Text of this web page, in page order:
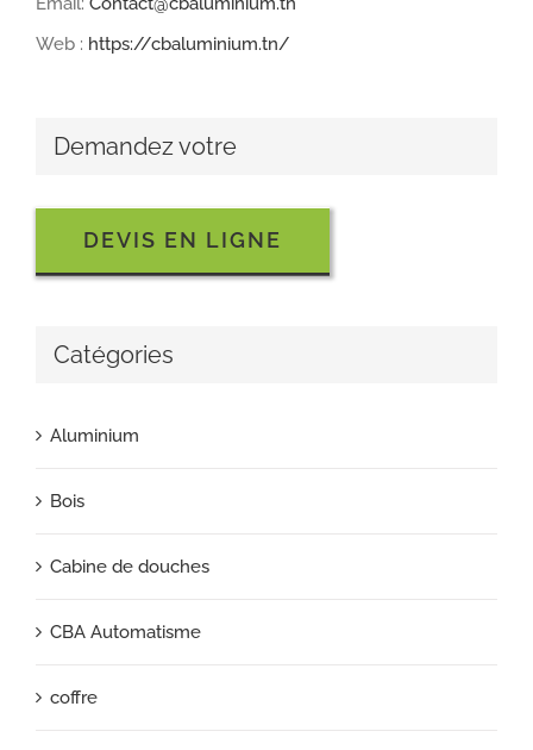
Web : https://cbaluminium.tn/
Demandez votre
DEVIS EN LIGNE
Catégories
Aluminium
Bois
Cabine de douches
CBA Automatisme
coffre